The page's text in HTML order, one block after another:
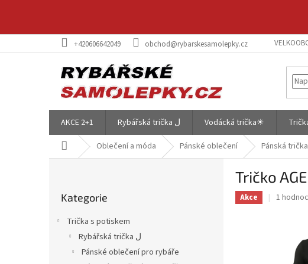
+420606642049 obchod@rybarskesamolepky.cz
AKCE 2+1 Rybářská trička ل Vodácká trička☀
Domů Oblečení a móda Pánské oblečení Pánská trička
kategorie
Kategorie
Trička s potiskem
Rybářská trička ل
Pánské oblečení pro rybáře
Tričko
Akce 1